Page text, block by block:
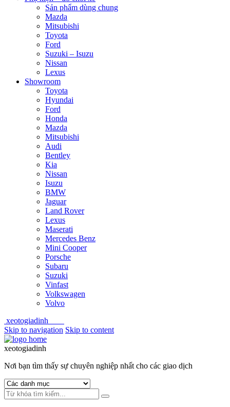
Sản phẩm dùng chung
Mazda
Mitsubishi
Toyota
Ford
Suzuki – Isuzu
Nissan
Lexus
Showroom
Toyota
Hyundai
Ford
Honda
Mazda
Mitsubishi
Audi
Bentley
Kia
Nissan
Isuzu
BMW
Jaguar
Land Rover
Lexus
Maserati
Mercedes Benz
Mini Cooper
Porsche
Subaru
Suzuki
Vinfast
Volkswagen
Volvo
xeotogiadinh
Skip to navigation Skip to content
xeotogiadinh
Nơi bạn tìm thấy sự chuyên nghiệp nhất cho các giao dịch